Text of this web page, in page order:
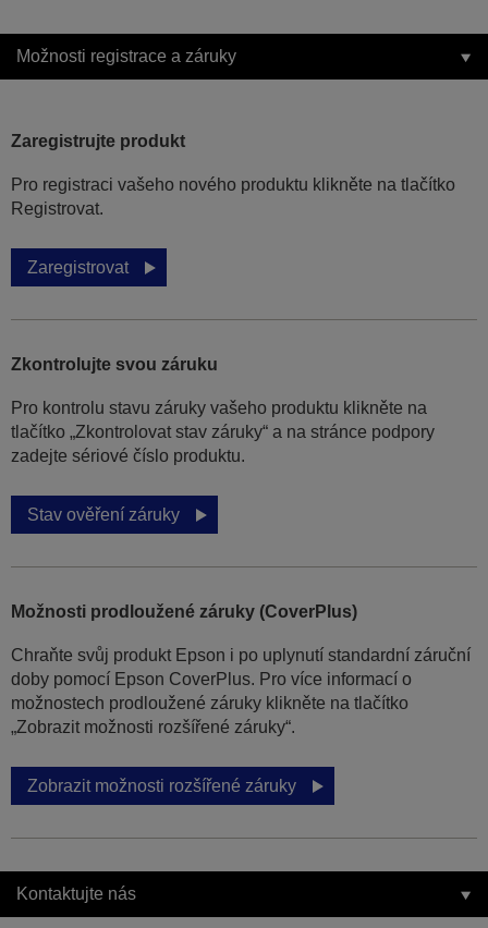
Možnosti registrace a záruky
Zaregistrujte produkt
Pro registraci vašeho nového produktu klikněte na tlačítko
Registrovat.
Zaregistrovat
Zkontrolujte svou záruku
Pro kontrolu stavu záruky vašeho produktu klikněte na
tlačítko „Zkontrolovat stav záruky“ a na stránce podpory
zadejte sériové číslo produktu.
Stav ověření záruky
Možnosti prodloužené záruky (CoverPlus)
Chraňte svůj produkt Epson i po uplynutí standardní záruční
doby pomocí Epson CoverPlus. Pro více informací o
možnostech prodloužené záruky klikněte na tlačítko
„Zobrazit možnosti rozšířené záruky“.
Zobrazit možnosti rozšířené záruky
Kontaktujte nás